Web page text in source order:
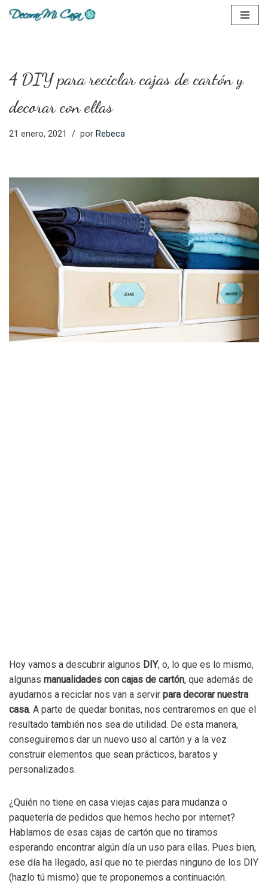
4 DIY para reciclar cajas de cartón y
decorar con ellas
21 enero, 2021 por Rebeca
Hoy vamos a descubrir algunos DIY, o, lo que es lo mismo,
algunas manualidades con cajas de cartón, que además de
ayudarnos a reciclar nos van a servir para decorar nuestra
casa. A parte de quedar bonitas, nos centraremos en que el
resultado también nos sea de utilidad. De esta manera,
conseguiremos dar un nuevo uso al cartón y a la vez
construir elementos que sean prácticos, baratos y
personalizados.
¿Quién no tiene en casa viejas cajas para mudanza o
paquetería de pedidos que hemos hecho por internet?
Hablamos de esas cajas de cartón que no tiramos
esperando encontrar algún día un uso para ellas. Pues bien,
ese día ha llegado, así que no te pierdas ninguno de los DIY
(hazlo tú mismo) que te proponemos a continuación.